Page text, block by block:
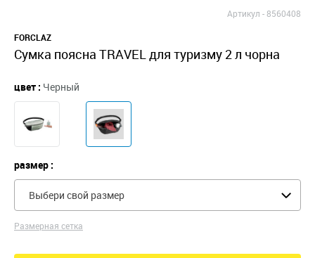
Артикул -8560408
FORCLAZ
Сумка поясна TRAVEL для туризму 2 л чорна
цвет : Черный
размер :
Выбери свой размер
Размерная сетка